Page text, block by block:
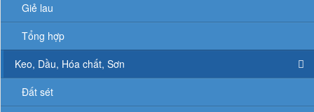
Giẻ lau
Tổng hợp
Keo, Dầu, Hóa chất, Sơn
Đất sét